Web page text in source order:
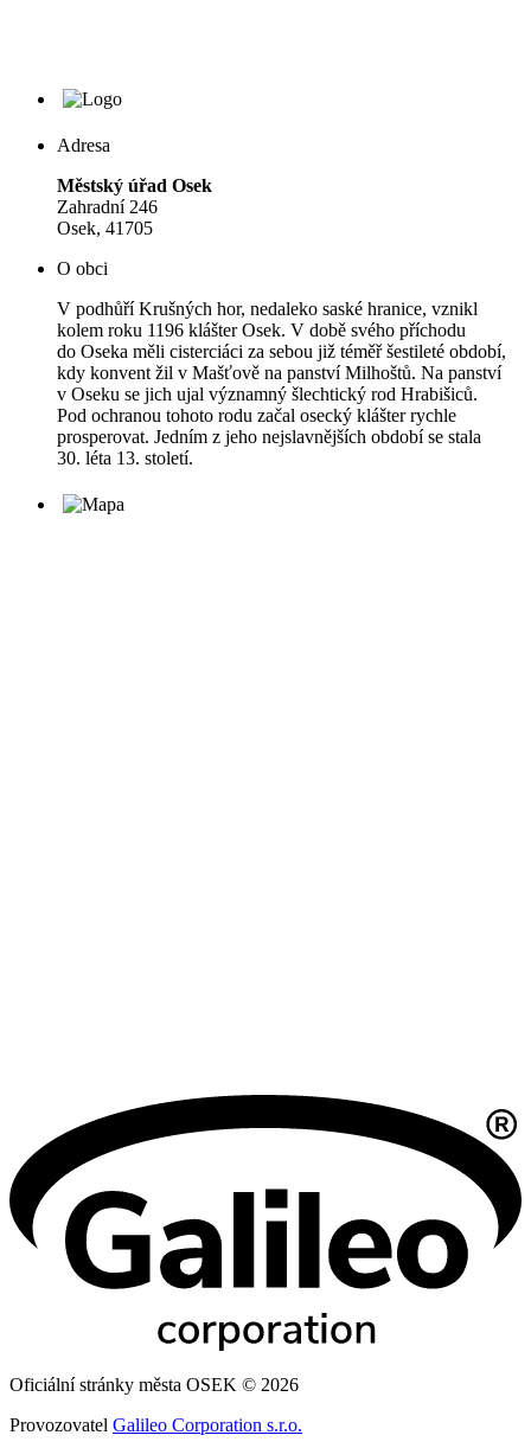
Adresa
Městský úřad Osek
Zahradní 246
Osek, 41705
O obci
V podhůří Krušných hor, nedaleko saské hranice, vznikl
kolem roku 1196 klášter Osek. V době svého příchodu
do Oseka měli cisterciáci za sebou již téměř šestileté období,
kdy konvent žil v Mašťově na panství Milhoštů. Na panství
v Oseku se jich ujal významný šlechtický rod Hrabišiců.
Pod ochranou tohoto rodu začal osecký klášter rychle
prosperovat. Jedním z jeho nejslavnějších období se stala
30. léta 13. století.
Oficiální stránky města OSEK © 2026
Provozovatel Galileo Corporation s.r.o.